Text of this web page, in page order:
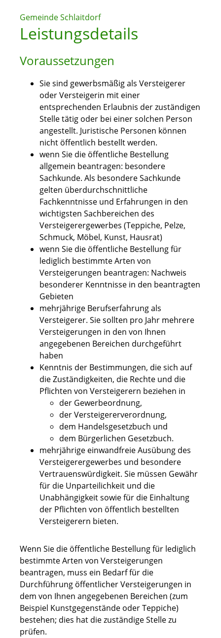
Gemeinde Schlaitdorf
Leistungsdetails
Voraussetzungen
Sie sind gewerbsmäßig als Versteigerer
oder Versteigerin mit einer
entsprechenden Erlaubnis der zuständigen
Stelle tätig oder bei einer solchen Person
angestellt. Juristische Personen können
nicht öffentlich bestellt werden.
wenn Sie die öffentliche Bestellung
allgemein beantragen: besondere
Sachkunde. Als besondere Sachkunde
gelten überdurchschnittliche
Fachkenntnisse und Erfahrungen in den
wichtigsten Sachbereichen des
Versteigerergewerbes (Teppiche, Pelze,
Schmuck, Möbel, Kunst, Hausrat)
wenn Sie die öffentliche Bestellung für
lediglich bestimmte Arten von
Versteigerungen beantragen: Nachweis
besonderer Kenntnisse in den beantragten
Gebieten
mehrjährige Berufserfahrung als
Versteigerer. Sie sollten pro Jahr mehrere
Versteigerungen in den von Ihnen
angegebenen Bereichen durchgeführt
haben
Kenntnis der Bestimmungen, die sich auf
die Zuständigkeiten, die Rechte und die
Pflichten von Versteigerern beziehen in
der Gewerbeordnung,
der Versteigererverordnung,
dem Handelsgesetzbuch und
dem Bürgerlichen Gesetzbuch.
mehrjährige einwandfreie Ausübung des
Versteigerergewerbes und besondere
Vertrauenswürdigkeit. Sie müssen Gewähr
für die Unparteilichkeit und die
Unabhängigkeit sowie für die Einhaltung
der Pflichten von öffentlich bestellten
Versteigerern bieten.
Wenn Sie die öffentliche Bestellung für lediglich
bestimmte Arten von Versteigerungen
beantragen, muss ein Bedarf für die
Durchführung öffentlicher Versteigerungen in
dem von Ihnen angegebenen Bereichen (zum
Beispiel Kunstgegenstände oder Teppiche)
bestehen; dies hat die zuständige Stelle zu
prüfen.